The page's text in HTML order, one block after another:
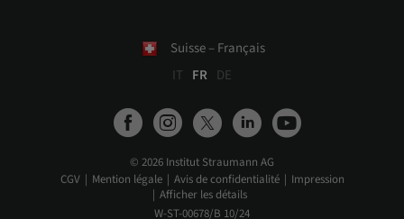
Suisse – Français
IT FR DE
© 2026 Institut Straumann AG
CGV
Mention légale Avis de confidentialité
Impression
Afficher les détails
W-ST-00678/B 10/24